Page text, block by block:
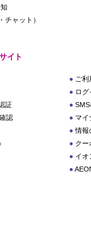
チャット）
イト
証
認
ご
ログ
マイ
情報
クー
イオ